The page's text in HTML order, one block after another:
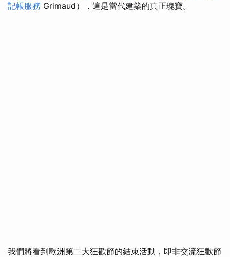
記帳服務 Grimaud），這是當代建築的真正瑰寶。
我們將看到歐洲第二大狂歡節的結束活動，即非交流狂歡節